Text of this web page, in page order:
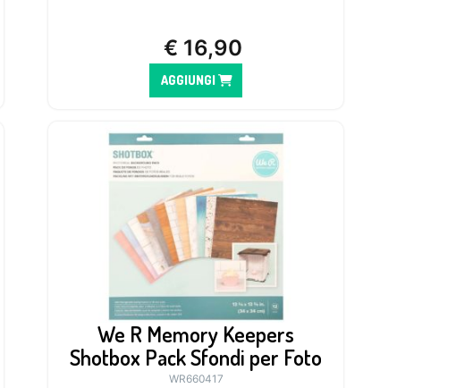
€ 16,90
AGGIUNGI
We R Memory Keepers
Shotbox Pack Sfondi per Foto
WR660417